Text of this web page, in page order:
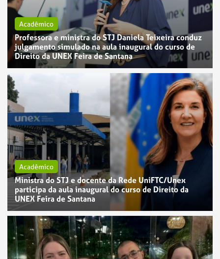
Acadêmico
Professora e ministra do STJ Daniela Teixeira conduz
julgamento simulado na aula inaugural do curso de
Direito da UNEX Feira de Santana
Acadêmico
Ministra do STJ e docente da Rede UniFTC/Unex
participa da aula inaugural do curso de Direito da
UNEX Feira de Santana